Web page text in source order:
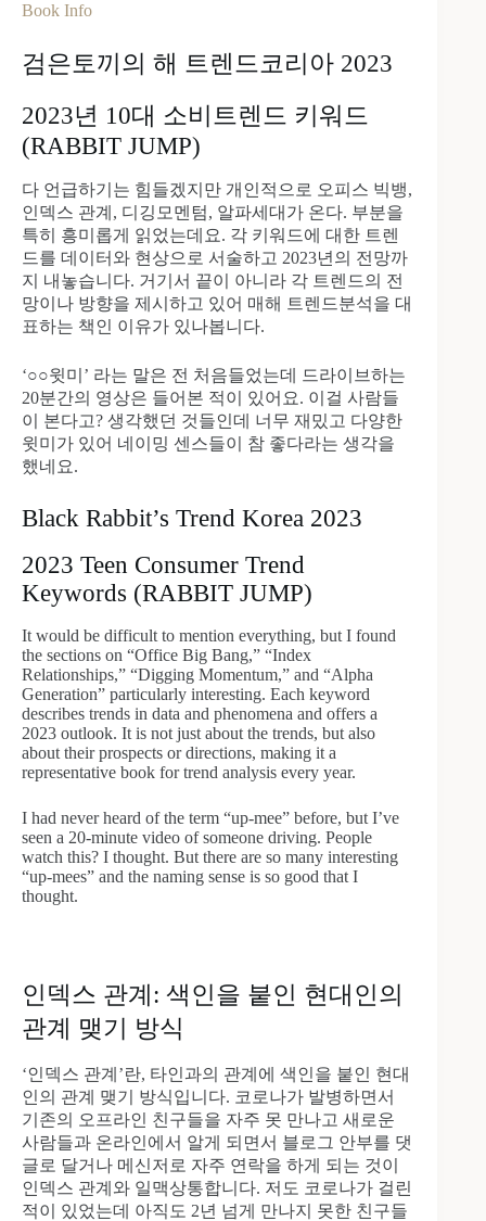
Book Info
검은토끼의 해 트렌드코리아 2023
2023년 10대 소비트렌드 키워드
(RABBIT JUMP)
다 언급하기는 힘들겠지만 개인적으로 오피스 빅뱅,
인덱스 관계, 디깅모멘텀, 알파세대가 온다. 부분을
특히 흥미롭게 읽었는데요. 각 키워드에 대한 트렌
드를 데이터와 현상으로 서술하고 2023년의 전망까
지 내놓습니다. 거기서 끝이 아니라 각 트렌드의 전
망이나 방향을 제시하고 있어 매해 트렌드분석을 대
표하는 책인 이유가 있나봅니다.
‘○○윗미’ 라는 말은 전 처음들었는데 드라이브하는
20분간의 영상은 들어본 적이 있어요. 이걸 사람들
이 본다고? 생각했던 것들인데 너무 재밌고 다양한
윗미가 있어 네이밍 센스들이 참 좋다라는 생각을
했네요.
Black Rabbit’s Trend Korea 2023
2023 Teen Consumer Trend
Keywords (RABBIT JUMP)
It would be difficult to mention everything, but I found
the sections on “Office Big Bang,” “Index
Relationships,” “Digging Momentum,” and “Alpha
Generation” particularly interesting. Each keyword
describes trends in data and phenomena and offers a
2023 outlook. It is not just about the trends, but also
about their prospects or directions, making it a
representative book for trend analysis every year.
I had never heard of the term “up-mee” before, but I’ve
seen a 20-minute video of someone driving. People
watch this? I thought. But there are so many interesting
“up-mees” and the naming sense is so good that I
thought.
인덱스 관계: 색인을 붙인 현대인의
관계 맺기 방식
‘인덱스 관계’란, 타인과의 관계에 색인을 붙인 현대
인의 관계 맺기 방식입니다. 코로나가 발병하면서
기존의 오프라인 친구들을 자주 못 만나고 새로운
사람들과 온라인에서 알게 되면서 블로그 안부를 댓
글로 달거나 메신저로 자주 연락을 하게 되는 것이
인덱스 관계와 일맥상통합니다. 저도 코로나가 걸린
적이 있었는데 아직도 2년 넘게 만나지 못한 친구들